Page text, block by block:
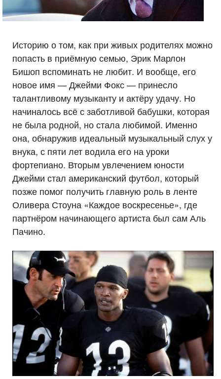
Историю о том, как при живых родителях можно
попасть в приёмную семью, Эрик Марлон
Бишоп вспоминать не любит. И вообще, его
новое имя — Джейми Фокс — принесло
талантливому музыканту и актёру удачу. Но
начиналось всё с заботливой бабушки, которая
не была родной, но стала любимой. Именно
она, обнаружив идеальный музыкальный слух у
внука, с пяти лет водила его на уроки
фортепиано. Вторым увлечением юности
Джейми стал американский футбол, который
позже помог получить главную роль в ленте
Оливера Стоуна «Каждое воскресенье», где
партнёром начинающего артиста был сам Аль
Пачино.